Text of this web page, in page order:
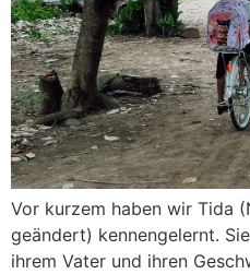
Vor kurzem haben wir Tida
geändert) kennengelernt.
ihrem Vater und ihren